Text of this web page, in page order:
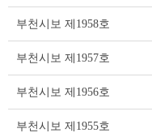
이
블부천시보 제1958호
부천시보 제1957호
부천시보 제1956호
부천시보 제1955호